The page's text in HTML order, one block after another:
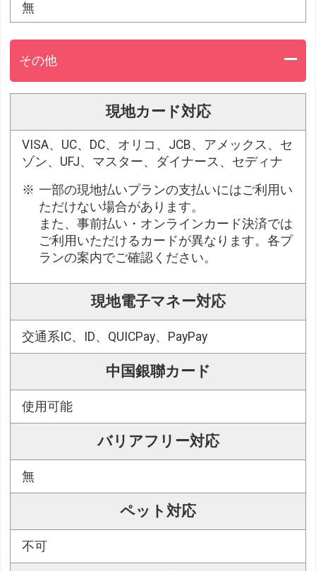
無
その他
現地カード対応
VISA、UC、DC、オリコ、JCB、アメックス、セ
ゾン、UFJ、マスター、ダイナース、セディナ
一部の現地払いプランの支払いにはご利用い
ただけない場合があります。
また、事前払い・オンラインカード決済では
ご利用いただけるカードが異なります。各プ
ランの案内でご確認ください。
現地電子マネー対応
交通系IC、ID、QUICPay、PayPay
中国銀聯カード
使用可能
バリアフリー対応
無
ペット対応
不可